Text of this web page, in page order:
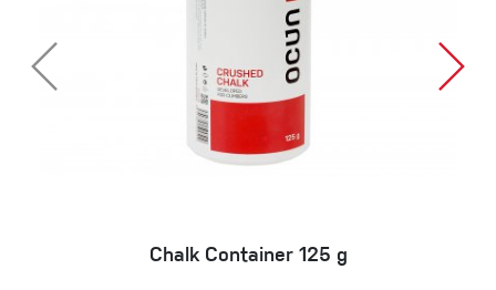
Chalk Container 125 g